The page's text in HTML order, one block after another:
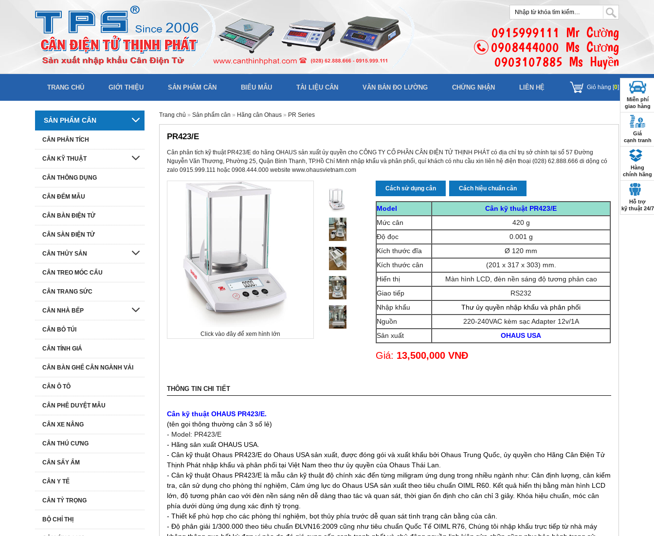
0915999111 Mr Cường
0908444000 Ms Cương
0903107885 Ms Huyền
TRANG CHỦ GIỚI THIỆU SẢN PHẨM CÂN BIỂU MẪU TÀI LIỆU CÂN VĂN BẢN ĐO LƯỜNG CHỨNG NHẬN LIÊN HỆ Giỏ hàng [0]
Trang chủ » Sản phẩm cân » Hãng cân Ohaus » PR Series
PR423/E
Cân phân tích kỹ thuật PR423/E do hãng OHAUS sản xuất ủy quyền cho CÔNG TY CỔ PHẦN CÂN ĐIỆN TỬ THỊNH PHÁT có địa chỉ trụ sở chính tại số 57 Đường
Nguyễn Văn Thương, Phường 25, Quận Bình Thạnh, TP.Hồ Chí Minh nhập khẩu và phân phối, quí khách có nhu cầu xin liên hệ điện thoại (028) 62.888.666 di dộng có
zalo 0915.999.111 hoặc 0908.444.000 website www.ohausvietnam.com
Click vào đây để xem hình lớn
Cách sử dụng cân Cách hiệu chuẩn cân
Model
Cân kỹ thuật PR423/E
Mức cân
420 g
Độ đọc
0.001 g
Kích thước đĩa
Ø 120 mm
Kích thước cân
(201 x 317 x 303) mm.
Hiển thị
Màn hình LCD, đèn nền sáng độ tương phản cao
Giao tiếp
RS232
Nhập khẩu
Thư ủy quyền nhập khẩu và phân phối
Nguồn
220-240VAC kèm sạc Adapter 12v/1A
Sản xuất
OHAUS USA
Giá: 13,500,000 VNĐ
THÔNG TIN CHI TIẾT
Cân kỹ thuật OHAUS PR423/E.
(tên gọi thông thường cân 3 số lẻ)
- Model: PR423/E
- Hãng sản xuất OHAUS USA.
- Cân kỹ thuật Ohaus PR423/E do Ohaus USA sản xuất, được đóng gói và xuất khẩu bởi Ohaus Trung Quốc, ủy quyền cho Hãng Cân Điện Tử
Thịnh Phát nhập khẩu và phân phối tại Việt Nam theo thư ủy quyền của Ohaus Thái Lan.
- Cân kỹ thuật Ohaus PR423/E là mẫu cân kỹ thuật độ chính xác đến từng miligram ứng dụng trong nhiều ngành như: Cân định lượng, cân kiểm
tra, cân sử dụng cho phòng thí nghiệm, Cảm ứng lực do Ohaus USA sản xuất theo tiêu chuẩn OIML R60. Kết quả hiển thị bằng màn hình LCD
lớn, độ tương phản cao với đèn nền sáng nên dễ dàng thao tác và quan sát, thời gian ổn định cho cân chỉ 3 giây. Khóa hiệu chuẩn, móc cân
phía dưới dùng ứng dụng xác định tỷ trọng.
- Thiết kế phù hợp cho các phòng thí nghiệm, bọt thủy phía trước dễ quan sát tình trạng cân bằng của cân.
- Độ phân giải 1/300.000 theo tiêu chuẩn ĐLVN16:2009 cũng như tiêu chuẩn Quốc Tế OIML R76, Chúng tôi nhập khẩu trực tiếp từ nhà máy
SẢN PHẨM CÂN
CÂN PHÂN TÍCH
CÂN KỸ THUẬT
CÂN THÔNG DỤNG
CÂN ĐẾM MẪU
CÂN BÀN ĐIỆN TỬ
CÂN SÀN ĐIỆN TỬ
CÂN THỦY SẢN
CÂN TREO MÓC CẨU
CÂN TRANG SỨC
CÂN NHÀ BẾP
CÂN BỎ TÚI
CÂN TÍNH GIÁ
CÂN BÀN GHẾ CÂN NGÀNH VẢI
CÂN Ô TÔ
CÂN PHÊ DUYỆT MẪU
CÂN XE NÂNG
CÂN THÚ CƯNG
CÂN SẤY ẨM
CÂN Y TẾ
CÂN TỶ TRỌNG
BỘ CHỈ THỊ
Miễn phí
giao hàng
Giá
cạnh tranh
Hàng
chính hãng
Hỗ trợ
kỹ thuật 24/7